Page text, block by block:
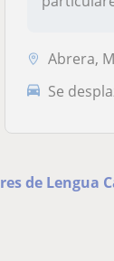
Abrera, Martorell,
Se
de